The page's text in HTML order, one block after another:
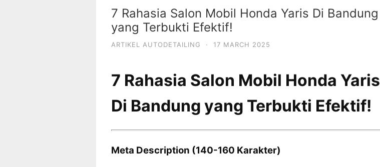
7 Rahasia Salon Mobil Honda Yaris Di Bandung
yang Terbukti Efektif!
ARTIKEL AUTODETAILING · 17 MARCH 2025
7 Rahasia Salon Mobil Honda Yaris
Di Bandung yang Terbukti Efektif!
Meta Description (140-160 Karakter)